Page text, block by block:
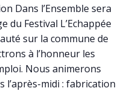
Dans l’Ensemble sera
du Festival L’Echappée
sur la commune de
à l’honneur les
Nous animerons
l’après-midi : fabrication